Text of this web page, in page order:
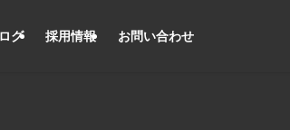
グ 採用情報 お問い合わせ